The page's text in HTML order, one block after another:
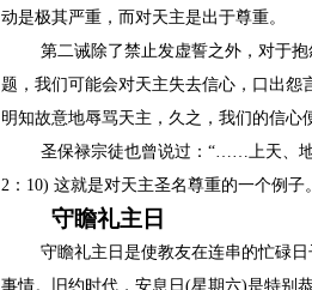
动是极其严重，而对天主是出于尊重。
第二诫除了禁止发虚誓之外，对于
题，我们可能会对天主失去信心，口出怨
明知故意地辱骂天主，久之，我们的信心
圣保禄宗徒也曾说过：“……上天、
2 ： 10) 这就是对天主圣名尊重的一个例子。
守瞻礼主日
守瞻礼主日是使教友在连串的忙碌
事情。旧约时代，安息日 (星期六)是特别